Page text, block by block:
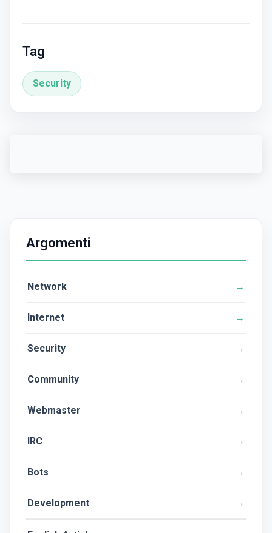
Tag
Security
Argomenti
Network
Internet
Security
Community
Webmaster
IRC
Bots
Development